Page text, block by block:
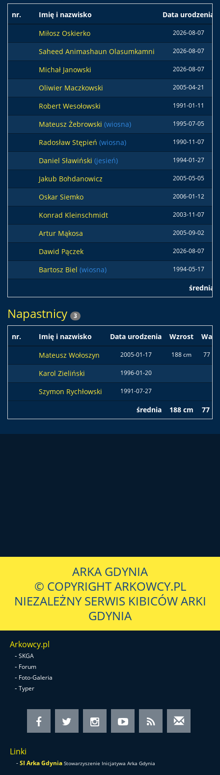
nr. Imię i nazwisko
Data urodzenia
Miłosz Oskierko
2026-08-07
Saheed Animashaun Olasumkamni 2026-08-07
Michał Janowski 2026-08-07
Oliwier Maczkowski 2005-04-21
Robert Wesołowski 1991-01-11
Mateusz Żebrowski (wiosna) 1995-07-05
Radosław Stępień (wiosna) 1990-11-07
Daniel Sławiński (jesień) 1994-01-27
Jakub Bohdanowicz 2005-05-05
Oskar Siemko 2006-01-12
Konrad Kleinschmidt 2003-11-07
Artur Mąkosa 2005-09-02
Dawid Pączek 2026-08-07
Bartosz Biel (wiosna) 1994-05-17
średnia
Napastnicy 3
nr. Imię i nazwisko Data urodzenia Wzrost
Waga
Mateusz Wołoszyn
2005-01-17 188 cm 77 kg
Karol Zieliński 1996-01-20
Szymon Rychłowski 1991-07-27
średnia 188 cm 77 kg
ARKA GDYNIA
© COPYRIGHT ARKOWCY.PL
NIEZALEŻNY SERWIS KIBICÓW ARKI
GDYNIA
Arkowcy.pl
- SKGA
- Forum
- Foto-Galeria
- Typer
Linki
-SI Arka Gdynia Stowarzyszenie Inicjatywa Arka Gdynia